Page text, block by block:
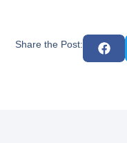
Share the Post: